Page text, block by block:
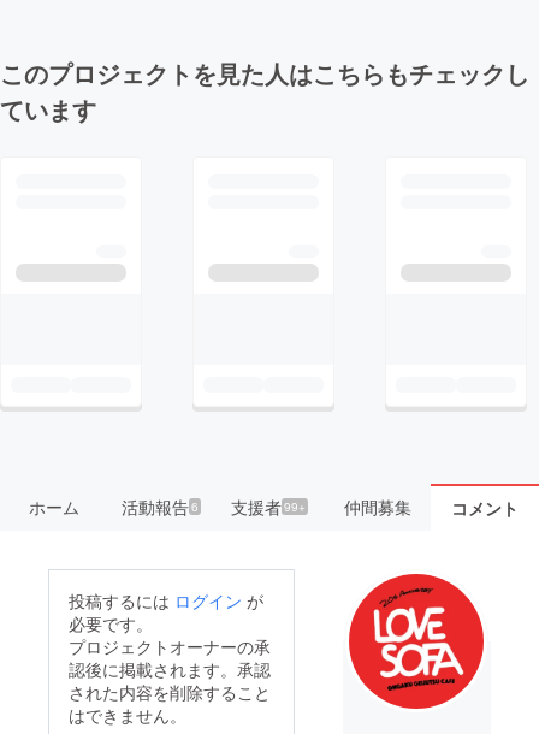
このプロジェクトを見た人はこちらもチェックし
ています
ホーム 活動報告6 支援者99+ 仲間募集 コメント
投稿するには ログイン が
必要です。
プロジェクトオーナーの承
認後に掲載されます。承認
された内容を削除すること
はできません。